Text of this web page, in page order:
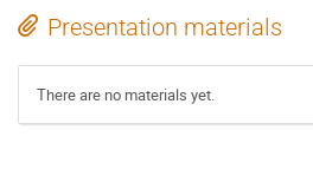
Presentation materials
There are no materials yet.